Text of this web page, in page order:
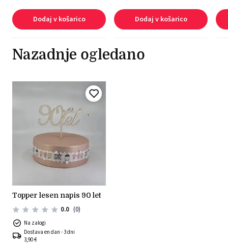
Dodaj v košarico Dodaj v košarico
Nazadnje ogledano
topper lesen napis 90 let
0.0 (0)
Na zalogi
Dostava en dan - 3 dni
3,90 €